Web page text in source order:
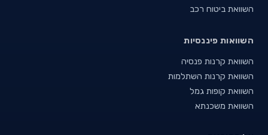
השוואת ביטוח רכב
השוואות פיננסיות
השוואת קרנות פנסיה
השוואת קרנות השתלמות
השוואת קופות גמל
השוואת משכנתא